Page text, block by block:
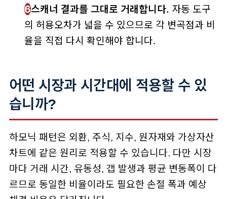
6스캐너 결과를 그대로 거래합니다. 자동 도구
의 허용오차가 넓을 수 있으므로 각 변곡점과 비
율을 직접 다시 확인해야 합니다.
어떤 시장과 시간대에 적용할 수 있
습니까?
하모닉 패턴은 외환, 주식, 지수, 원자재와 가상자산
차트에 같은 원리로 적용할 수 있습니다. 다만 시장
마다 거래 시간, 유동성, 갭 발생과 평균 변동폭이 다
르므로 동일한 비율이라도 필요한 손절 폭과 예상